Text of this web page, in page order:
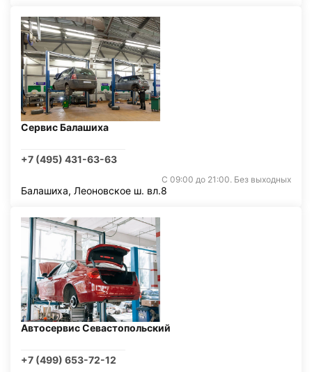
Сервис Балашиха
+7 (495) 431-63-63
С 09:00 до 21:00. Без выходных
Балашиха, Леоновское ш. вл.8
Автосервис Севастопольский
+7 (499) 653-72-12